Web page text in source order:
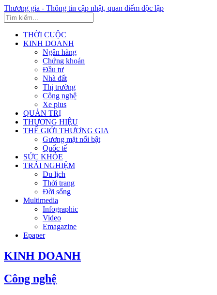
Thương gia - Thông tin cập nhật, quan điểm độc lập
THỜI CUỘC
KINH DOANH
Ngân hàng
Chứng khoán
Đầu tư
Nhà đất
Thị trường
Công nghệ
Xe plus
QUẢN TRỊ
THƯƠNG HIỆU
THẾ GIỚI THƯƠNG GIA
Gương mặt nổi bật
Quốc tế
SỨC KHỎE
TRẢI NGHIỆM
Du lịch
Thời trang
Đời sống
Multimedia
Infographic
Video
Emagazine
Epaper
KINH DOANH
Công nghệ